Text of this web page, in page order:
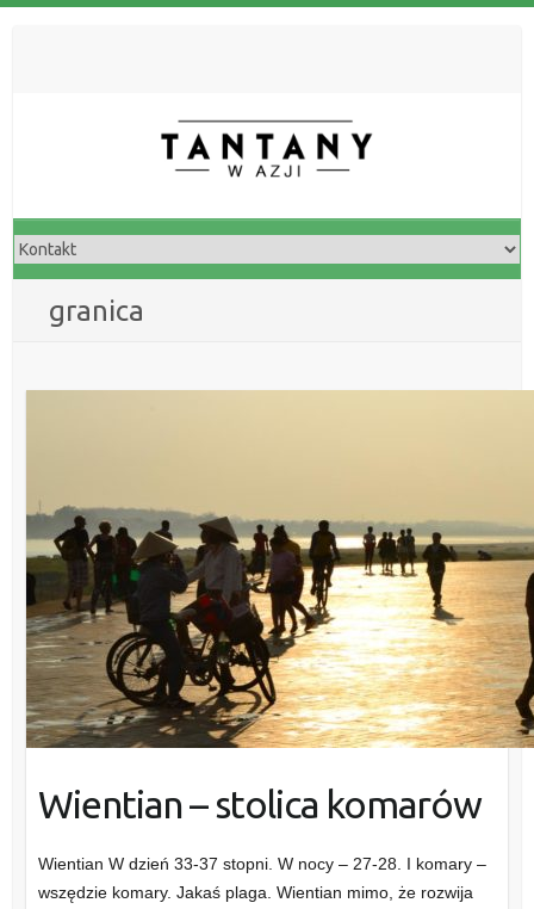
granica
Wientian – stolica komarów
Wientian W dzień 33-37 stopni. W nocy – 27-28. I komary –
wszędzie komary. Jakaś plaga. Wientian mimo, że rozwija